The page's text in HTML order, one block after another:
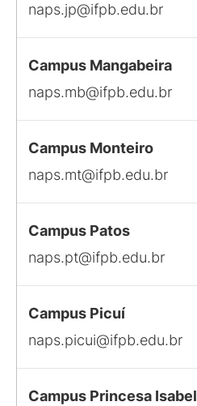
naps.jp@ifpb.edu.br
Campus Mangabeira
naps.mb@ifpb.edu.br
Campus Monteiro
naps.mt@ifpb.edu.br
Campus Patos
naps.pt@ifpb.edu.br
Campus Picuí
naps.picui@ifpb.edu.br
Campus Princesa Isabel